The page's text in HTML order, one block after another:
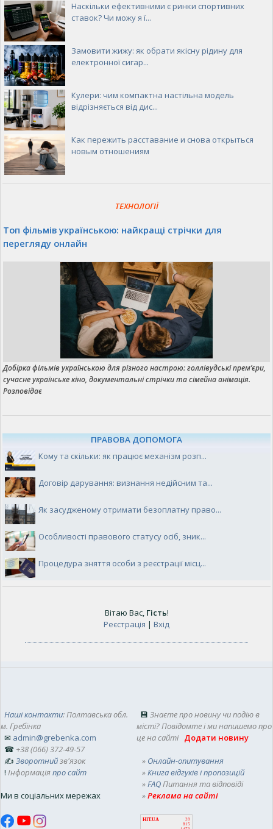
Наскільки ефективними є ринки спортивних
ставок? Чи можу я ї...
Замовити жижу: як обрати якісну рідину для
електронної сигар...
Кулери: чим компактна настільна модель
відрізняється від дис...
Как пережить расставание и снова открыться
новым отношениям
ТЕХНОЛОГІЇ
Топ фільмів українською: найкращі стрічки для
перегляду онлайн
Добірка фільмів українською для різного настрою: голлівудські прем’єри,
сучасне українське кіно, документальні стрічки та сімейна анімація.
Розповідає
ПРАВОВА ДОПОМОГА
Кому та скільки: як працює механізм розп...
Договір дарування: визнання недійсним та...
Як засудженому отримати безоплатну право...
Особливості правового статусу осіб, зник...
Процедура зняття особи з реєстрації місц...
Вітаю Вас, Гість!
Реєстрація | Вхід
Наші контакти: Полтавська обл.
м. Гребінка
✉ admin@grebenka.com
☎ +38 (066) 372-49-57
✍ Зворотнийзв'язок
! Інформаціяпро сайт
Ми в соціальних мережах
💾 Знаєте про новину чи подію в
місті? Повідомте і ми напишемо про
це на сайті Додати новину
» Онлайн-опитування
»Книга відгуків і пропозицій
»FAQПитання та відповіді
»Реклама на сайті
HIT.UA
28
815